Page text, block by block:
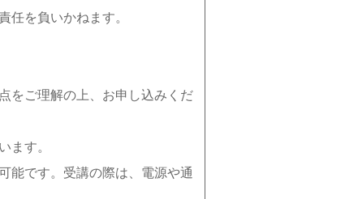
任を負いかねます。
をご理解の上、お申し込みくだ
ます。
能です。受講の際は、電源や通